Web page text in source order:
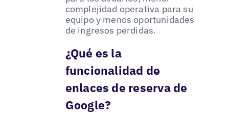
complejidad operativa para su
equipo y menos oportunidades
de ingresos perdidas.
¿Qué es la
funcionalidad de
enlaces de reserva de
Google?